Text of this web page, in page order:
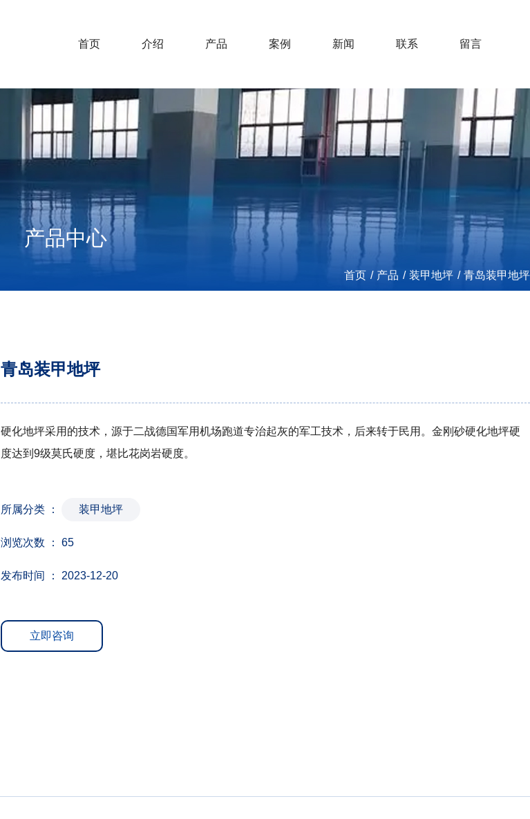
首页 介绍 产品 案例 新闻 联系 留言
产品中心
首页 / 产品 / 装甲地坪 / 青岛装甲地坪
青岛装甲地坪
硬化地坪采用的技术，源于二战德国军用机场跑道专治起灰的军工技术，后来转于民用。金刚砂硬化地坪硬
度达到9级莫氏硬度，堪比花岗岩硬度。
所属分类 ： 装甲地坪
浏览次数 ： 65
发布时间 ： 2023-12-20
立即咨询